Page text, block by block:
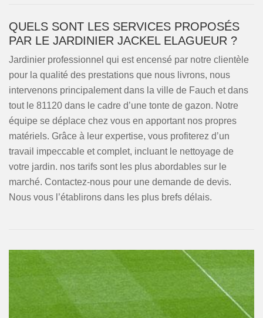
QUELS SONT LES SERVICES PROPOSÉS
PAR LE JARDINIER JACKEL ELAGUEUR ?
Jardinier professionnel qui est encensé par notre clientèle
pour la qualité des prestations que nous livrons, nous
intervenons principalement dans la ville de Fauch et dans
tout le 81120 dans le cadre d’une tonte de gazon. Notre
équipe se déplace chez vous en apportant nos propres
matériels. Grâce à leur expertise, vous profiterez d’un
travail impeccable et complet, incluant le nettoyage de
votre jardin. nos tarifs sont les plus abordables sur le
marché. Contactez-nous pour une demande de devis.
Nous vous l’établirons dans les plus brefs délais.